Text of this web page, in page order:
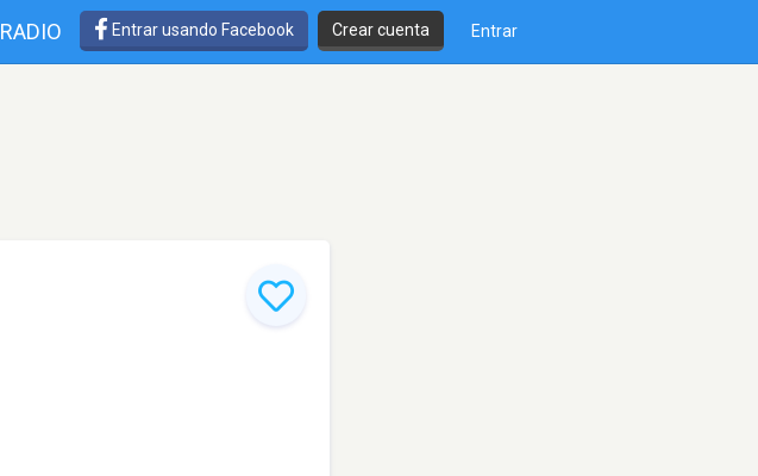
RADIO Entrar usando Facebook Crear cuenta Entrar